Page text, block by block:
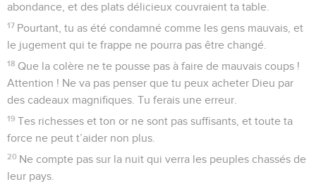
abondance, et des plats délicieux couvraient ta table.
17 Pourtant, tu as été condamné comme les gens mauvais, et
le jugement qui te frappe ne pourra pas être changé.
18 Que la colère ne te pousse pas à faire de mauvais coups !
Attention ! Ne va pas penser que tu peux acheter Dieu par
des cadeaux magnifiques. Tu ferais une erreur.
19 Tes richesses et ton or ne sont pas suffisants, et toute ta
force ne peut t’aider non plus.
20 Ne compte pas sur la nuit qui verra les peuples chassés de
leur pays.